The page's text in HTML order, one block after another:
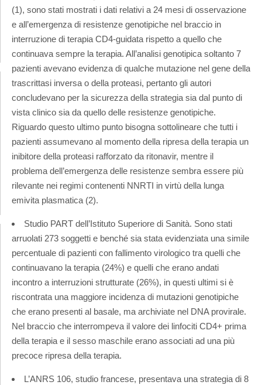
(1), sono stati mostrati i dati relativi a 24 mesi di osservazione
e all’emergenza di resistenze genotipiche nel braccio in
interruzione di terapia CD4-guidata rispetto a quello che
continuava sempre la terapia. All’analisi genotipica soltanto 7
pazienti avevano evidenza di qualche mutazione nel gene della
trascrittasi inversa o della proteasi, pertanto gli autori
concludevano per la sicurezza della strategia sia dal punto di
vista clinico sia da quello delle resistenze genotipiche.
Riguardo questo ultimo punto bisogna sottolineare che tutti i
pazienti assumevano al momento della ripresa della terapia un
inibitore della proteasi rafforzato da ritonavir, mentre il
problema dell’emergenza delle resistenze sembra essere più
rilevante nei regimi contenenti NNRTI in virtù della lunga
emivita plasmatica (2).
Studio PART dell’Istituto Superiore di Sanità. Sono stati
arruolati 273 soggetti e benché sia stata evidenziata una simile
percentuale di pazienti con fallimento virologico tra quelli che
continuavano la terapia (24%) e quelli che erano andati
incontro a interruzioni strutturate (26%), in questi ultimi si è
riscontrata una maggiore incidenza di mutazioni genotipiche
che erano presenti al basale, ma archiviate nel DNA provirale.
Nel braccio che interrompeva il valore dei linfociti CD4+ prima
della terapia e il sesso maschile erano associati ad una più
precoce ripresa della terapia.
L’ANRS 106, studio francese, presentava una strategia di 8